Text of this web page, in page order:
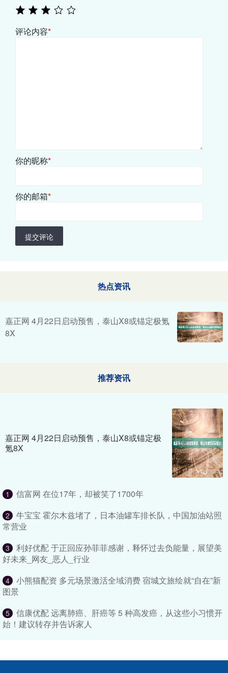
评论内容*
你的昵称*
你的邮箱*
提交评论
热点资讯
嘉正网 4月22日启动预售，泰山X8或锚定极氪
8X
推荐资讯
嘉正网 4月22日启动预售，泰山X8或锚定极
氪8X
1 信富网 在位17年，却被笑了1700年
2
牛宝宝 霍尔木兹堵了，日本油罐车排长队，中国加油站照
常营业
3
利好优配 于正回应孙菲菲感谢，释怀过去负能量，展望美
好未来_网友_恶人_行业
4
小熊猫配资 多元场景激活全域消费 宿城文旅绘就“自在”新
图景
5
信康优配 远离肺癌、肝癌等 5 种高发癌，从这些小习惯开
始！建议转存并告诉家人